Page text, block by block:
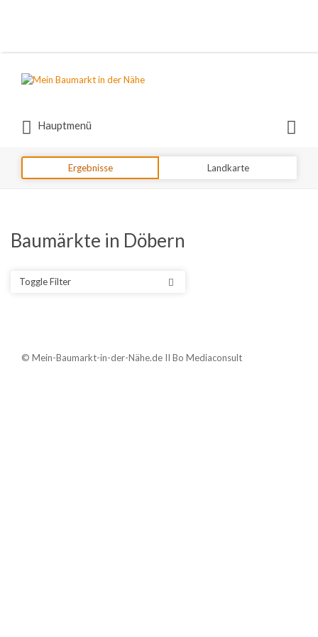
nach:
Hauptmenü
nach:
Ergebnisse Landkarte
Baumärkte in Döbern
Toggle Filter
© Mein-Baumarkt-in-der-Nähe.de II Bo Mediaconsult